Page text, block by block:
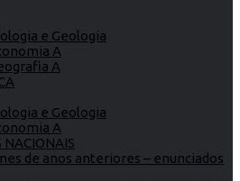
e Geologia
A
A
e Geologia
A
NACIONAIS
de anos anteriores – enunciados